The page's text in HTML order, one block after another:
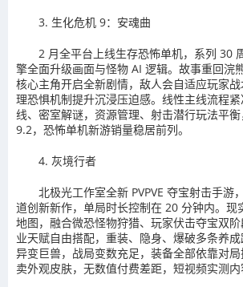
3. 生化危机 9：安魂曲
2 月全平台上线生存恐怖单机，系列 30
擎全面升级画面与怪物 AI 逻辑。故事重回浣
核心主角开启全新剧情，敌人会自适应玩家
理恐惧机制提升沉浸压迫感。线性主线流程
线、密室解谜，资源管理、射击潜行玩法平
9.2，恐怖单机新游销量稳居前列。
4. 灰境行者
北极光工作室全新 PVPVE 夺宝射击手游
道创新新作，单局时长控制在 20 分钟内。现
地图，融合微恐怪物狩猎、玩家伏击夺宝双阶
业天赋自由搭配，重装、隐身、爆破多条养
异变巨兽，战局变数充足，装备全部依靠对
卖外观皮肤，无数值付费差距，短视频实测内